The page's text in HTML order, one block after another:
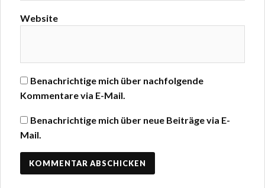
Website
Benachrichtige mich über nachfolgende
Kommentare via E-Mail.
Benachrichtige mich über neue Beiträge via E-
Mail.